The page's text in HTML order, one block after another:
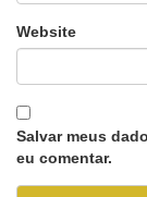
Website
Salvar meus
eu comentar.